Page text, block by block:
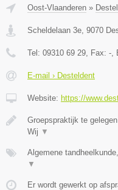
Oost-Vlaanderen »
Scheldelaan 3e 9070
Tel: 09310 69 29 , Fax: -
E-mail › Desteldent
Website: https://
Groepspraktijk te
Wij ▼
Algemene
▼
Er wordt gewerkt op